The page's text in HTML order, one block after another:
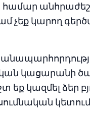
համար
չեք կարող
կացարանի
եք կազմել ձեր